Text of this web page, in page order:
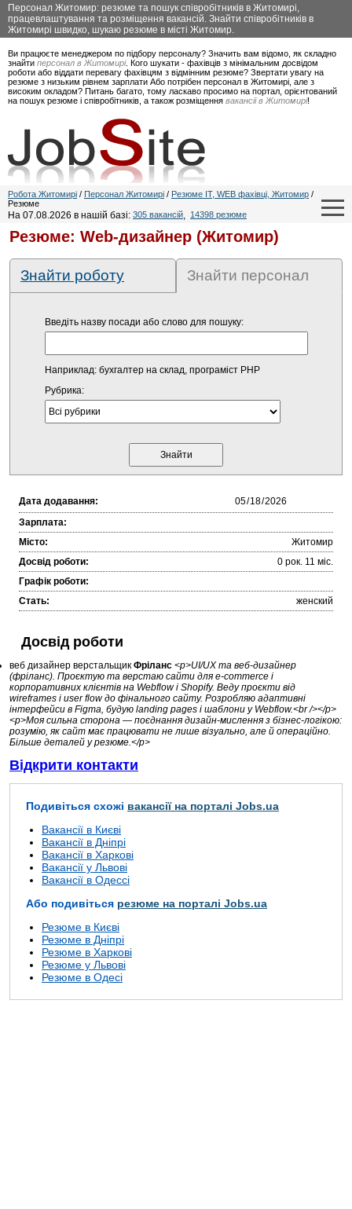
Персонал Житомир: резюме та пошук співробітників в Житомирі,
працевлаштування та розміщення вакансій. Знайти співробітників в
Житомирі швидко, шукаю резюме в місті Житомир.
Ви працюєте менеджером по підбору персоналу? Значить вам відомо, як складно
знайти персонал в Житомирі. Кого шукати - фахівців з мінімальним досвідом
роботи або віддати перевагу фахівцям з відмінним резюме? Звертати увагу на
резюме з низьким рівнем зарплати Або потрібен персонал в Житомирі, але з
високим окладом? Питань багато, тому ласкаво просимо на портал, орієнтований
на пошук резюме і співробітників, а також розміщення вакансії в Житомирі!
Робота Житомирі / Персонал Житомирі / Резюме IT, WEB фахівці, Житомир /
Резюме
На 07.08.2026 в нашій базі: 305 вакансій, 14398 резюме
Резюме: Web-дизайнер (Житомир)
Знайти роботу Знайти персонал
Введіть назву посади або слово для пошуку:
Наприклад: бухгалтер на склад, програміст PHP
Рубрика:
Дата додавання:
Зарплата:
Місто:
Житомир
Досвід роботи:
0 рок. 11 міc.
Графік роботи:
Стать:
женский
Досвід роботи
веб дизайнер верстальщик Фріланс <p>UI/UX та веб-дизайнер
(фріланс). Проєктую та верстаю сайти для e-commerce і
корпоративних клієнтів на Webflow і Shopify. Веду проєкти від
wireframes і user flow до фінального сайту. Розробляю адаптивні
інтерфейси в Figma, будую landing pages і шаблони у Webflow.<br /></p>
<p>Моя сильна сторона — поєднання дизайн-мислення з бізнес-логікою:
розумію, як сайт має працювати не лише візуально, але й операційно.
Більше деталей у резюме.</p>
Відкрити контакти
Подивіться схожі вакансії на порталі Jobs.ua
Вакансії в Києві
Вакансії в Дніпрі
Вакансії в Харкові
Вакансії у Львові
Вакансії в Одессі
Або подивіться резюме на порталі Jobs.ua
Резюме в Києві
Резюме в Дніпрі
Резюме в Харкові
Резюме у Львові
Резюме в Одесі